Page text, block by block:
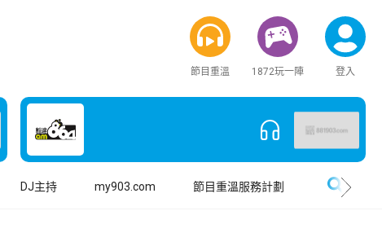
節目重溫 1872玩一陣 登入
DJ主持 my903.com 節目重溫服務計劃